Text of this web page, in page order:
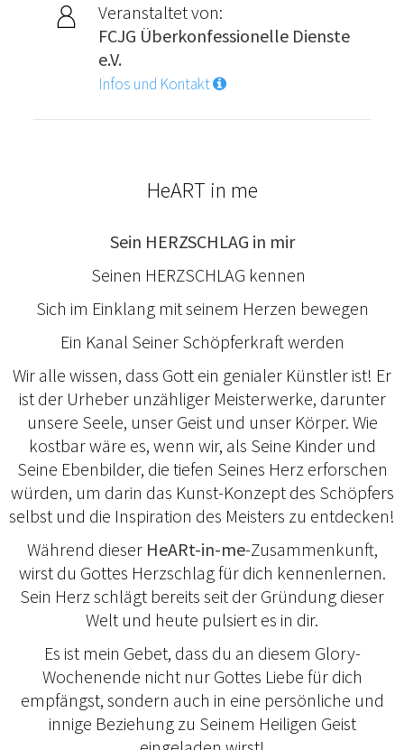
Veranstaltet von:
FCJG Überkonfessionelle Dienste
e.V.
Infos und Kontakt
HeART in me
Sein HERZSCHLAG in mir
Seinen HERZSCHLAG kennen
Sich im Einklang mit seinem Herzen bewegen
Ein Kanal Seiner Schöpferkraft werden
Wir alle wissen, dass Gott ein genialer Künstler ist! Er
ist der Urheber unzähliger Meisterwerke, darunter
unsere Seele, unser Geist und unser Körper. Wie
kostbar wäre es, wenn wir, als Seine Kinder und
Seine Ebenbilder, die tiefen Seines Herz erforschen
würden, um darin das Kunst-Konzept des Schöpfers
selbst und die Inspiration des Meisters zu entdecken!
Während dieser HeARt-in-me-Zusammenkunft,
wirst du Gottes Herzschlag für dich kennenlernen.
Sein Herz schlägt bereits seit der Gründung dieser
Welt und heute pulsiert es in dir.
Es ist mein Gebet, dass du an diesem Glory-
Wochenende nicht nur Gottes Liebe für dich
empfängst, sondern auch in eine persönliche und
innige Beziehung zu Seinem Heiligen Geist